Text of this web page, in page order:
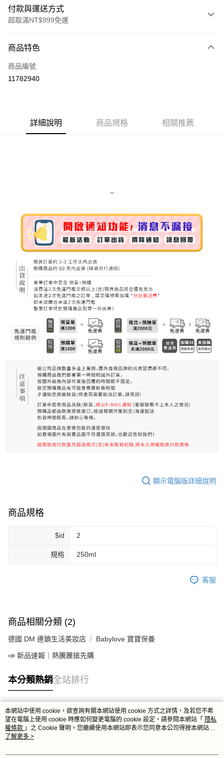
付款與運送方式
超取滿NT$999免運
信用卡一次付款
超商取貨付款
街口支付
全家取貨付款
每筆NT$80，滿NT$999(含以上)免運費
每筆NT$80，滿NT$999(含以上)免運費
7-11取貨付款
每筆NT$80，滿NT$999(含以上)免運費
7-11純取貨 (先付款
每筆NT$80，滿NT$999(含以上)免運費
每筆NT$100，滿NT$999(含以上)免運費
離島宅配（澎湖、金門、馬祖、小琉球）
每筆NT$250，滿NT$3,000(含以上)免運費
付款後門市自取
商品特色
商品編號
11782940
詳細說明 商品規格 相關推薦
--
顯示電腦版詳細說明
商品規格
$id 2
規格 250ml
客服
商品相關分類 (2)
德國 DM 連鎖生活美妝店 Babylove 寶寶保養
📣 新品速報｜熱騰騰搶先購
本分類熱銷全站排行
熱門標籤
本網站中使用 cookie，欲查詢有關本網站使用 cookie 方式之詳情，及若您不希
望在電腦上使用 cookie 時應如何變更電腦的 cookie 設定，請參閱本網站「 隱私
權條款 」之 Cookie 聲明。您繼續使用本網站即表示您同意本公司得按本網站使
用條款之 Cookie 聲明使用 cookie。
了解更多 >